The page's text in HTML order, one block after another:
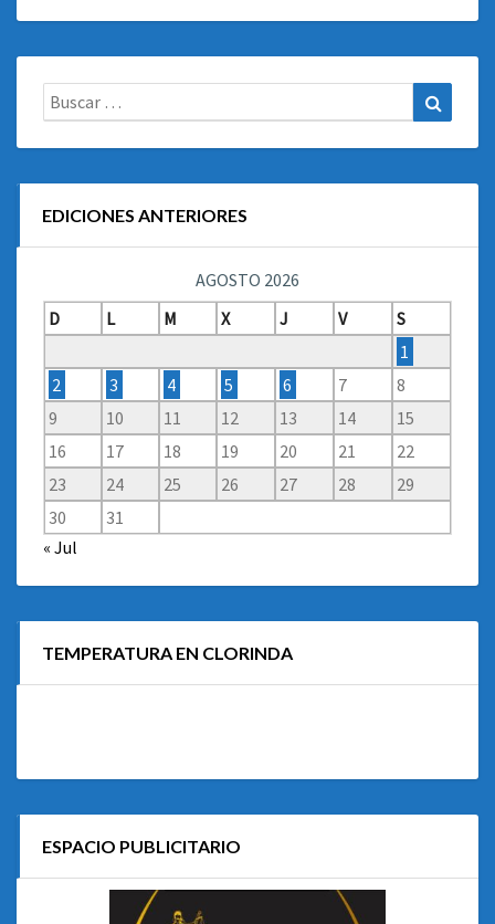
Buscar:
EDICIONES ANTERIORES
AGOSTO 2026
D
L M X J V
S
1
2
3 4 5 6 7
8
9
10 11 12 13 14
15
16
17 18 19 20 21
22
23
24 25 26 27 28
29
30
31
« Jul
TEMPERATURA EN CLORINDA
ESPACIO PUBLICITARIO